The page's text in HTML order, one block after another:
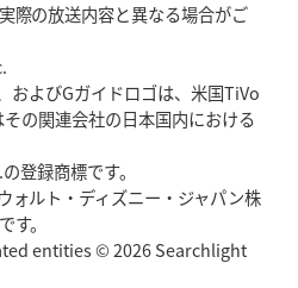
入り
熱血指導で埼玉WKの基礎築く
際の放送内容と異なる場合がご
およびGガイドロゴは、米国TiVo
の関連会社の日本国内における
登録商標です。
ォルト・ディズニー・ジャパン株
。
entities © 2026 Searchlight